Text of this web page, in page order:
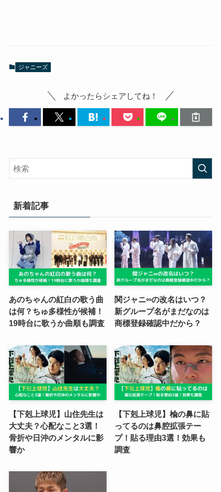
ジャニーズ
よかったらシェアしてね！
新着記事
あのちゃんの紅白の歌う曲
は何？ちゅ多様性が候補！
19時台に歌うか曲順も調査
関ジャニ∞の改名はいつ？
新グループ名がまだなのは
商標登録確認中だから？
【下剋上球児】山住先生は
大丈夫？心配なこと3選！
骨折や日沖のメンタルに影
響か
【下剋上球児】楡の鼻に貼
ってるのは鼻腔拡張テー
プ！貼る理由3選！効果も
調査